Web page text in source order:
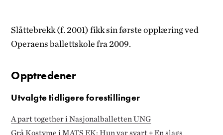
Slåttebrekk (f. 2001) fikk sin første opplæring ved
Operaens ballettskole fra 2009.
Opptredener
Utvalgte tidligere forestillinger
A part together i Nasjonalballetten UNG
Grå Kostyme i MATS EK: Hun var svart + En slags